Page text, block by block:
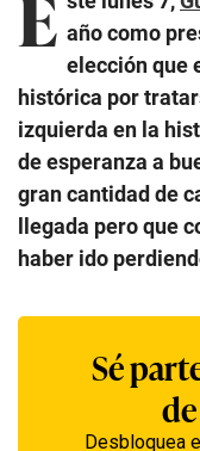
año como
elección que
histórica por
izquierda en la
de esperanza a
gran cantidad de
llegada pero que
haber ido